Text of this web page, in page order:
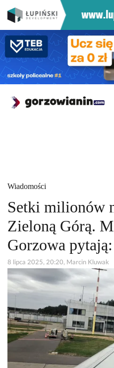
Wiadomości
Setki milionów
Zieloną Górą.
Gorzowa
8 lipca 2025, 20:20, Marcin Kluwak